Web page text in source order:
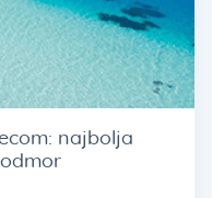
najbolja